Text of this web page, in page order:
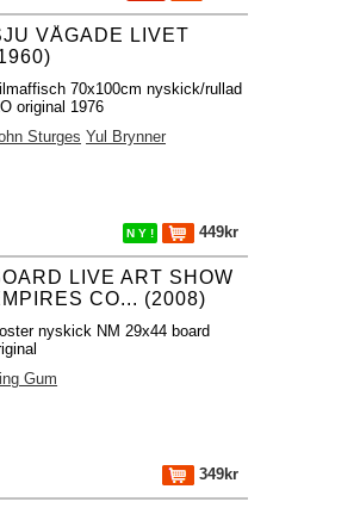
VÅGADE LIVET
70x100cm nyskick/rullad
original 1976
Sturges Yul Brynner
N Y ! 449kr
LIVE ART SHOW
CO... (2008)
nyskick NM 29x44 board
Gum
349kr